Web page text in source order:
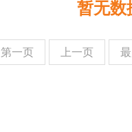
暂无数
第一页 上一页